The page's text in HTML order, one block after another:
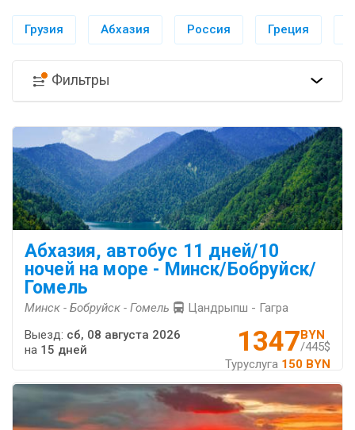
Грузия Абхазия Россия Греция
Фильтры
Абхазия, автобус 11 дней/10
ночей на море - Минск/Бобруйск/
Гомель
Минск - Бобруйск - Гомель Цандрыпш - Гагра
1347 BYN
/445$
Туруслуга 150 BYN
Выезд: сб, 08 августа 2026
на 15 дней